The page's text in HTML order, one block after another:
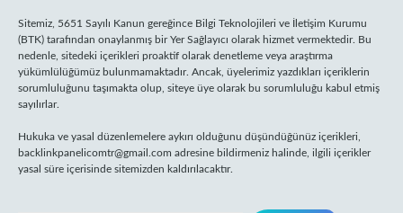
Sitemiz, 5651 Sayılı Kanun gereğince Bilgi Teknolojileri ve İletişim Kurumu
(BTK) tarafından onaylanmış bir Yer Sağlayıcı olarak hizmet vermektedir. Bu
nedenle, sitedeki içerikleri proaktif olarak denetleme veya araştırma
yükümlülüğümüz bulunmamaktadır. Ancak, üyelerimiz yazdıkları içeriklerin
sorumluluğunu taşımakta olup, siteye üye olarak bu sorumluluğu kabul etmiş
sayılırlar.
Hukuka ve yasal düzenlemelere aykırı olduğunu düşündüğünüz içerikleri,
backlinkpanelicomtr@gmail.com adresine bildirmeniz halinde, ilgili içerikler
yasal süre içerisinde sitemizden kaldırılacaktır.